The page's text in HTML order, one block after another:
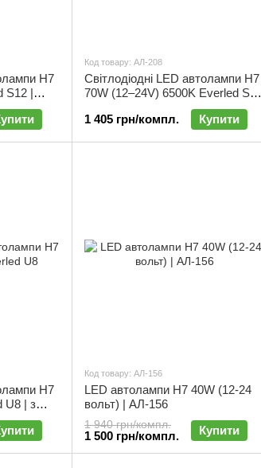
H7
S12 |
Код товару: АЛ-208
Світлодіодні LED автолампи H7
70W (12–24V) 6500K Everled S10
| комплект 2 шт | АЛ-208
1 405 грн/компл.
Купити
H7
U8 | з
| АЛ-221
Код товару: АЛ-156
LED автолампи H7 40W (12-24
вольт) | АЛ-156
1 940 грн/компл.
1 500 грн/компл. Купити